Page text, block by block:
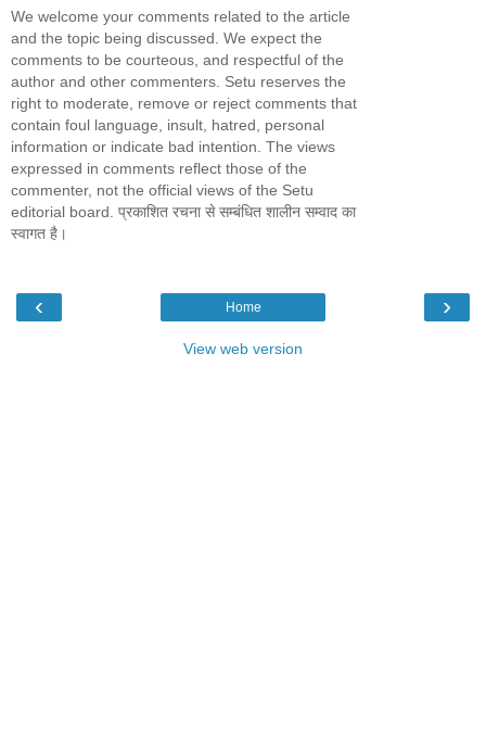
We welcome your comments related to the article
and the topic being discussed. We expect the
comments to be courteous, and respectful of the
author and other commenters. Setu reserves the
right to moderate, remove or reject comments that
contain foul language, insult, hatred, personal
information or indicate bad intention. The views
expressed in comments reflect those of the
commenter, not the official views of the Setu
editorial board. प्रकाशित रचना से सम्बंधित शालीन सम्वाद का
स्वागत है।
‹ ›
Home
View web version